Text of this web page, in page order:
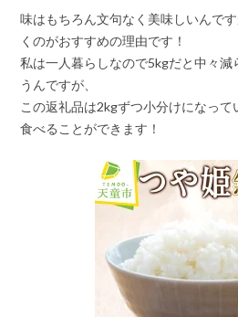
味はもちろん文句なく美味しいんで
くのがおすすめの理由です！
私は一人暮らしなので5kgだと中々減
うんですが、
この返礼品は2kgずつ小分けになっ
食べることができます！